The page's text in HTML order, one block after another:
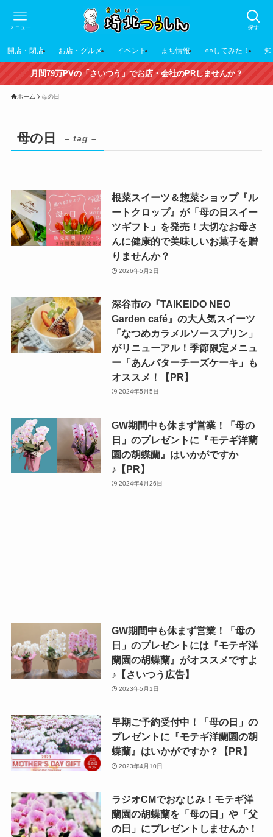
探す
メニュー
開店・閉店 お店・グルメ イベント まち情報 ○○してみた！
月間79万PVの「さいつう」でお店・会社のPRしませんか？
ホーム 母の日
母の日 – tag –
根菜スイーツ＆惣菜ショップ『ル
ートクロップ』が「母の日スイー
ツギフト」を発売！大切なお母さ
んに健康的で美味しいお菓子を贈
りませんか？
2026年5月2日
深谷市の『TAIKEIDO NEO
Garden café』の大人気スイーツ
「なつめカラメルソースプリン」
がリニューアル！季節限定メニュ
ー「あんバターチーズケーキ」も
オススメ！【PR】
2024年5月5日
GW期間中も休まず営業！「母の
日」のプレゼントに『モテギ洋蘭
園の胡蝶蘭』はいかがですか
♪【PR】
2024年4月26日
GW期間中も休まず営業！「母の
日」のプレゼントには『モテギ洋
蘭園の胡蝶蘭』がオススメですよ
♪【さいつう広告】
2023年5月1日
早期ご予約受付中！「母の日」の
プレゼントに『モテギ洋蘭園の胡
蝶蘭』はいかがですか？【PR】
2023年4月10日
ラジオCMでおなじみ！モテギ洋
蘭園の胡蝶蘭を「母の日」や「父
の日」にプレゼントしませんか！